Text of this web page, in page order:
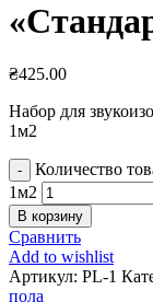
₴425.00
Набор для
1м2
Количество
1м2
В корзину
Сравнить
Add to wishlist
Артикул: PL-1
пола